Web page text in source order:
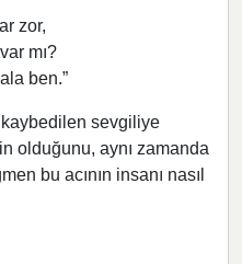
zor,
mı?
ben.”
sevgiliye
olduğunu, aynı zamanda
bu acının insanı nasıl